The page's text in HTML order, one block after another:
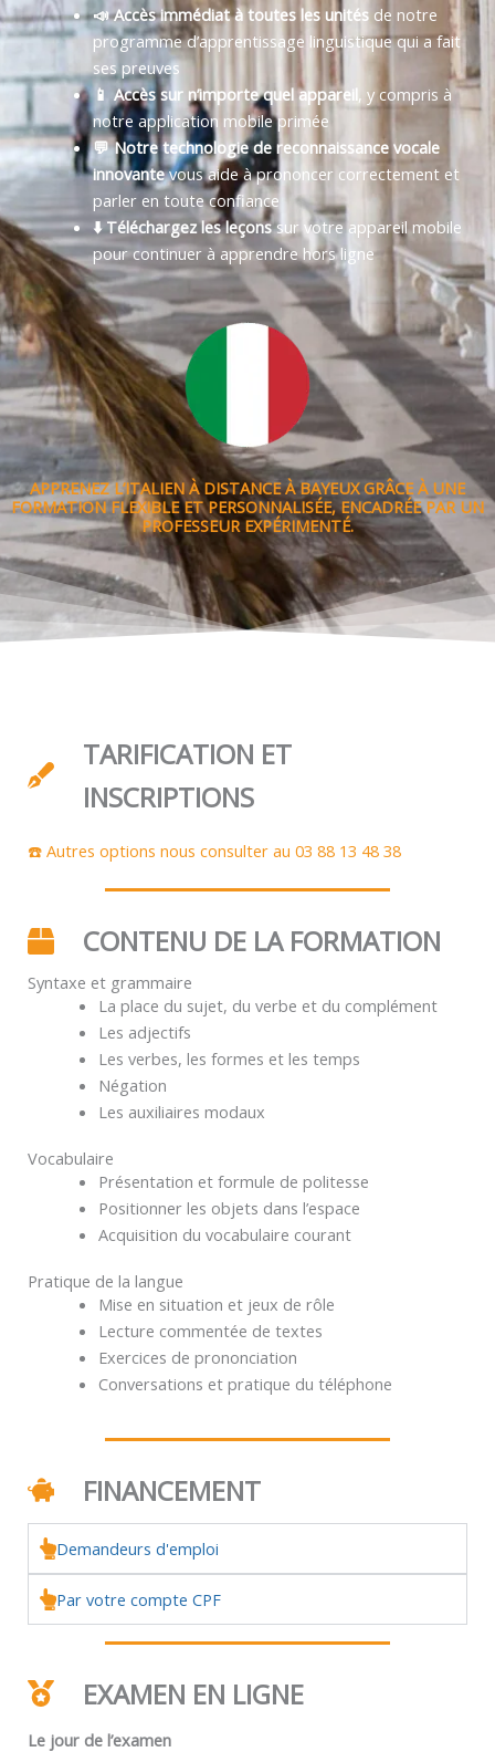
📣 Accès immédiat à toutes les unitésde notre
programme d’apprentissage linguistique qui a fait
ses preuves
📱 Accès sur n’importe quel appareil, y compris à
notre application mobile primée
💬 Notre technologie de reconnaissance vocale
innovantevous aide à prononcer correctement et
parler en toute confiance
⬇️ Téléchargez les leçonssur votre appareil mobile
pour continuer à apprendre hors ligne
APPRENEZ L’ITALIEN À DISTANCE À BAYEUX GRÂCE À UNE
FORMATION FLEXIBLE ET PERSONNALISÉE, ENCADRÉE PAR UN
PROFESSEUR EXPÉRIMENTÉ.
TARIFICATION ET
INSCRIPTIONS
☎️ Autres options nous consulter au 03 88 13 48 38
CONTENU DE LA FORMATION
Syntaxe et grammaire
La place du sujet, du verbe et du complément
Les adjectifs
Les verbes, les formes et les temps
Négation
Les auxiliaires modaux
Vocabulaire
Présentation et formule de politesse
Positionner les objets dans l’espace
Acquisition du vocabulaire courant
Pratique de la langue
Mise en situation et jeux de rôle
Lecture commentée de textes
Exercices de prononciation
Conversations et pratique du téléphone
FINANCEMENT
Demandeurs d'emploi
Par votre compte CPF
EXAMEN EN LIGNE
Le jour de l’examen